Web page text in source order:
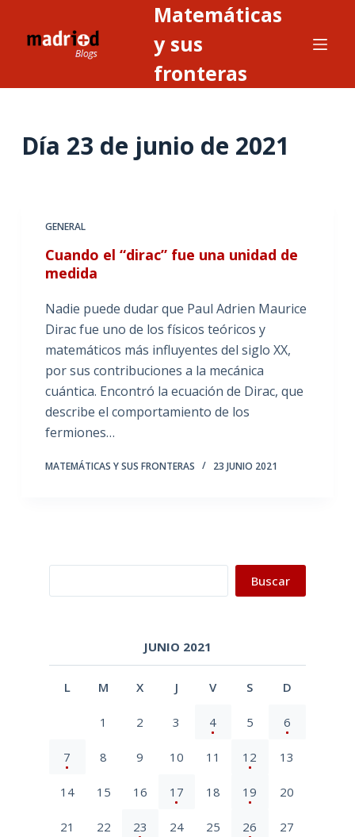
Matemáticas
y sus
fronteras
Día 23 de junio de 2021
GENERAL
Cuando el “dirac” fue una unidad de
medida
Nadie puede dudar que Paul Adrien Maurice
Dirac fue uno de los físicos teóricos y
matemáticos más influyentes del siglo XX,
por sus contribuciones a la mecánica
cuántica. Encontró la ecuación de Dirac, que
describe el comportamiento de los
fermiones…
MATEMÁTICAS Y SUS FRONTERAS 23 JUNIO 2021
Buscar
JUNIO 2021
L M X J V S D
1 2 3 4 5 6
7 8 9 10 11 12 13
14 15 16 17 18 19 20
21 22 23 24 25 26 27